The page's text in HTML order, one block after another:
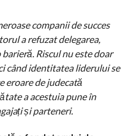
companii de succes
a refuzat delegarea,
Riscul nu este doar
când identitatea liderului se
eroare de judecată
a acestuia pune în
și parteneri.